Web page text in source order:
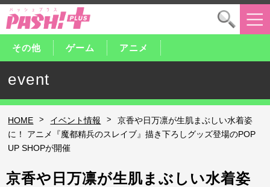
その他 ゲーム アニメ
event
HOME > イベント情報 >
京香や日万凛が生肌まぶしい水着姿
に！ アニメ『魔都精兵のスレイブ』描き下ろしグッズ登場のPOP
UP SHOPが開催
京香や日万凛が生肌まぶしい水着姿